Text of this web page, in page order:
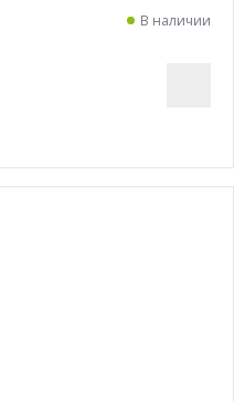
В наличии